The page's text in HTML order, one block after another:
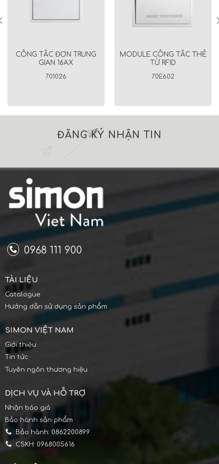
CÔNG TẮC ĐƠN TRUNG
GIAN 16AX
701026
MODULE CÔNG TẮC THẺ
TỪ RFID
70E602
ĐĂNG KÝ NHẬN TIN
0968 111 900
TÀI LIỆU
Catalogue
Hướng dẫn sử dụng sản phẩm
SIMON VIỆT NAM
Giới thiệu
Tin tức
Tuyên ngôn thương hiệu
DỊCH VỤ VÀ HỖ TRỢ
Nhận báo giá
Bảo hành sản phẩm
Bảo hành: 0862200899
CSKH: 0968005616